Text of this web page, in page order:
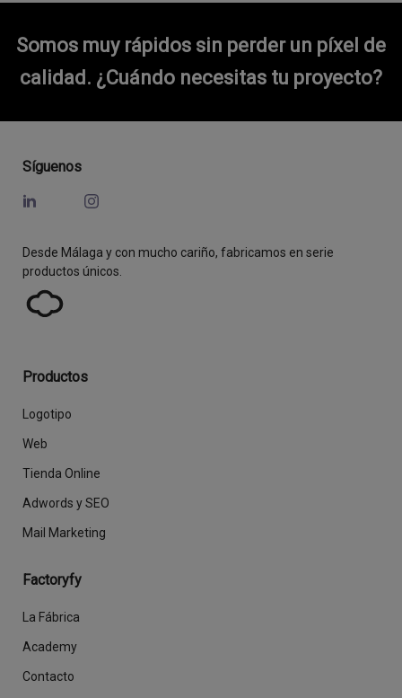
Somos muy rápidos sin perder un píxel de
calidad. ¿Cuándo necesitas tu proyecto?
Síguenos
Desde Málaga y con mucho cariño, fabricamos en serie
productos únicos.
Productos
Logotipo
Web
Tienda Online
Adwords y SEO
Mail Marketing
Factoryfy
La Fábrica
Academy
Contacto